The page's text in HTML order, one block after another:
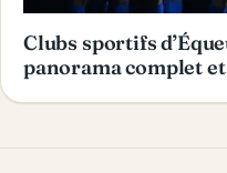
Clubs sportifs
panorama complet